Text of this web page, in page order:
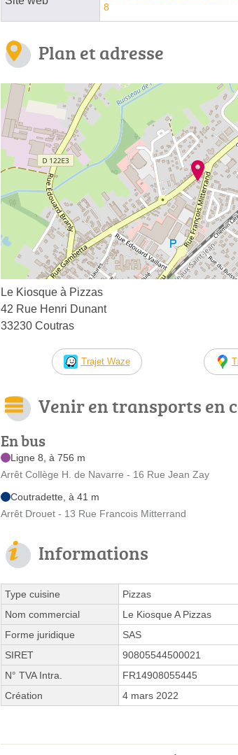
8
Plan et adresse
Le Kiosque à Pizzas
42 Rue Henri Dunant
33230 Coutras
Trajet Waze
Venir en transports en
En bus
Ligne 8, à 756 m
Arrêt Collège H. de Navarre - 16 Rue Jean Zay
Coutradette, à 41 m
Arrêt Drouet - 13 Rue Francois Mitterrand
Informations
Type cuisine
Pizzas
Nom commercial
Le Kiosque A Pizzas
Forme juridique
SAS
SIRET
90805544500021
N° TVA Intra.
FR14908055445
Création
4 mars 2022